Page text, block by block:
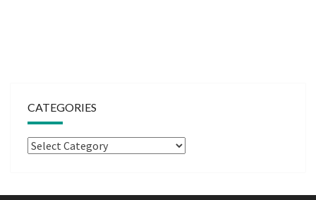
CATEGORIES
Categories